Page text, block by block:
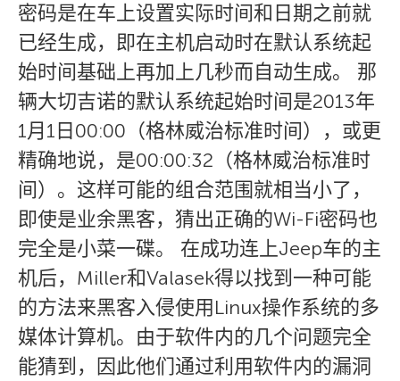
密码是在车上设置实际时间和日期之前就
已经生成，即在主机启动时在默认系统起
始时间基础上再加上几秒而自动生成。 那
辆大切吉诺的默认系统起始时间是2013年
1月1日00:00（格林威治标准时间），或更
精确地说，是00:00:32（格林威治标准时
间）。这样可能的组合范围就相当小了，
即使是业余黑客，猜出正确的Wi-Fi密码也
完全是小菜一碟。 在成功连上Jeep车的主
机后，Miller和Valasek得以找到一种可能
的方法来黑客入侵使用Linux操作系统的多
媒体计算机。由于软件内的几个问题完全
能猜到，因此他们通过利用软件内的漏洞